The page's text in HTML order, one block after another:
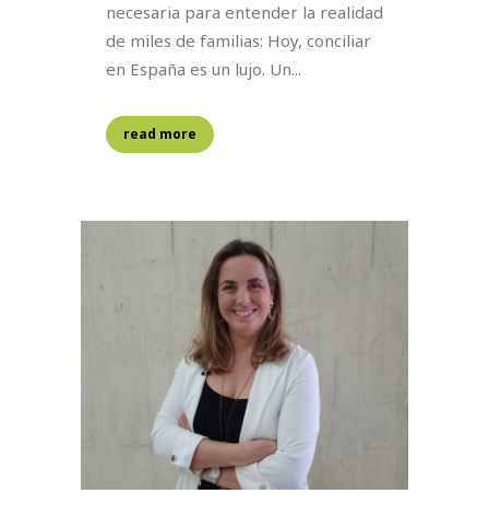
necesaria para entender la realidad
de miles de familias: Hoy, conciliar
en España es un lujo. Un...
read more